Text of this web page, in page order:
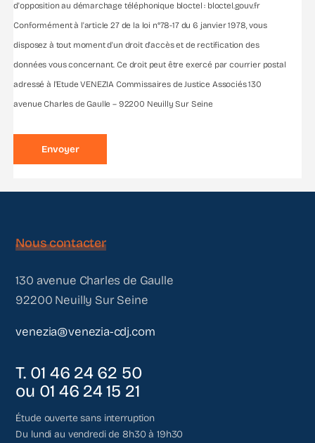
d'opposition au démarchage téléphonique bloctel : bloctel.gouv.fr
Conformément à l'article 27 de la loi n°78-17 du 6 janvier 1978, vous
disposez à tout moment d'un droit d'accès et de rectification des
données vous concernant. Ce droit peut être exercé par courrier postal
adressé à l'Etude VENEZIA Commissaires de Justice Associés 130
avenue Charles de Gaulle – 92200 Neuilly Sur Seine
Nous contacter
130 avenue Charles de Gaulle
92200 Neuilly Sur Seine
venezia@venezia-cdj.com
T. 01 46 24 62 50
ou 01 46 24 15 21
Étude ouverte sans interruption
Du lundi au vendredi de 8h30 à 19h30